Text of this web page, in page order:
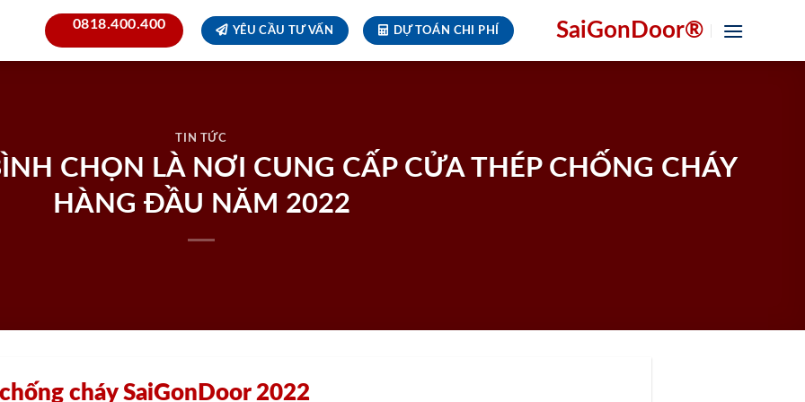
0818.400.400 YÊU CẦU TƯ VẤN DỰ TOÁN CHI PHÍ SaiGonDoor®
TIN TỨC
CHỌN LÀ NƠI CUNG CẤP CỬA THÉP CHỐNG CHÁY
HÀNG ĐẦU NĂM 2022
cháy SaiGonDoor 2022